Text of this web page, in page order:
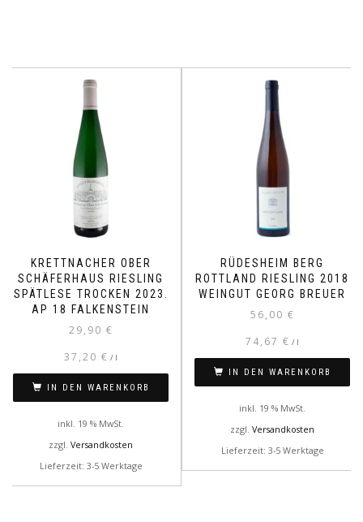
KRETTNACHER OBER
SCHÄFERHAUS RIESLING
SPÄTLESE TROCKEN 2023.
AP 18 FALKENSTEIN
29,90 €
37,20 € / l
IN DEN WARENKORB
inkl. 19 % MwSt.
zzgl. Versandkosten
Lieferzeit: 3-5 Werktage
RÜDESHEIM BERG
ROTTLAND RIESLING 2018
WEINGUT GEORG BREUER
56,00 €
74,67 € / l
IN DEN WARENKORB
inkl. 19 % MwSt.
zzgl. Versandkosten
Lieferzeit: 3-5 Werktage